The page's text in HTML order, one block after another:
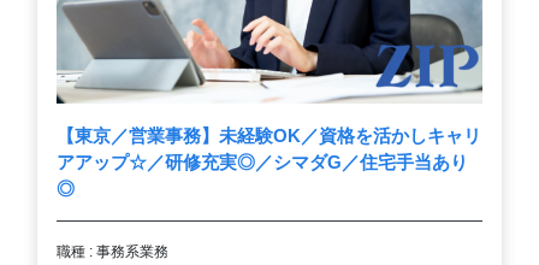
【東京／営業事務】未経験OK／資格を活かしキャリ
アアップ☆／研修充実◎／シマダG／住宅手当あり
◎
職種 : 事務系業務